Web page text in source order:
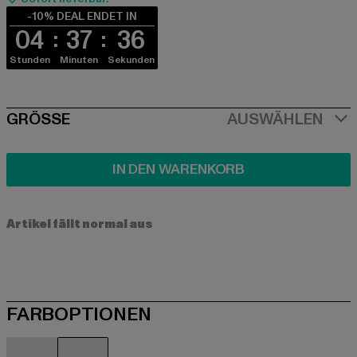
-10% DEAL ENDET IN
04
Stunden
37
Minuten
36
Sekunden
SIZE
GRÖSSE AUSWÄHLEN
IN DEN WARENKORB
Artikel fällt normal aus
FARBOPTIONEN